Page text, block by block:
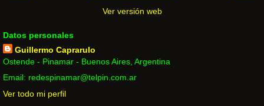
Ver versión web
Datos personales
Guillermo Caprarulo
Ostende - Pinamar - Buenos Aires, Argentina
Email: redespinamar@telpin.com.ar
Ver todo mi perfil